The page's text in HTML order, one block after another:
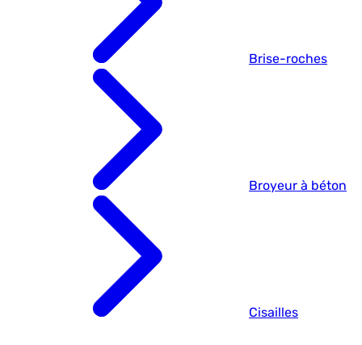
Brise-roches
Broyeur à béton
Cisailles